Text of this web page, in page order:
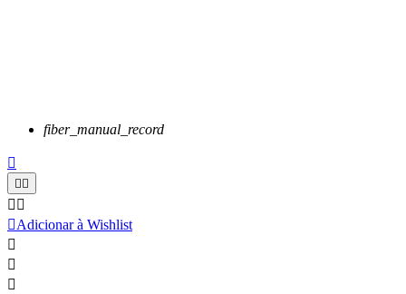
fiber_manual_record

 
 
Adicionar à Wishlist


